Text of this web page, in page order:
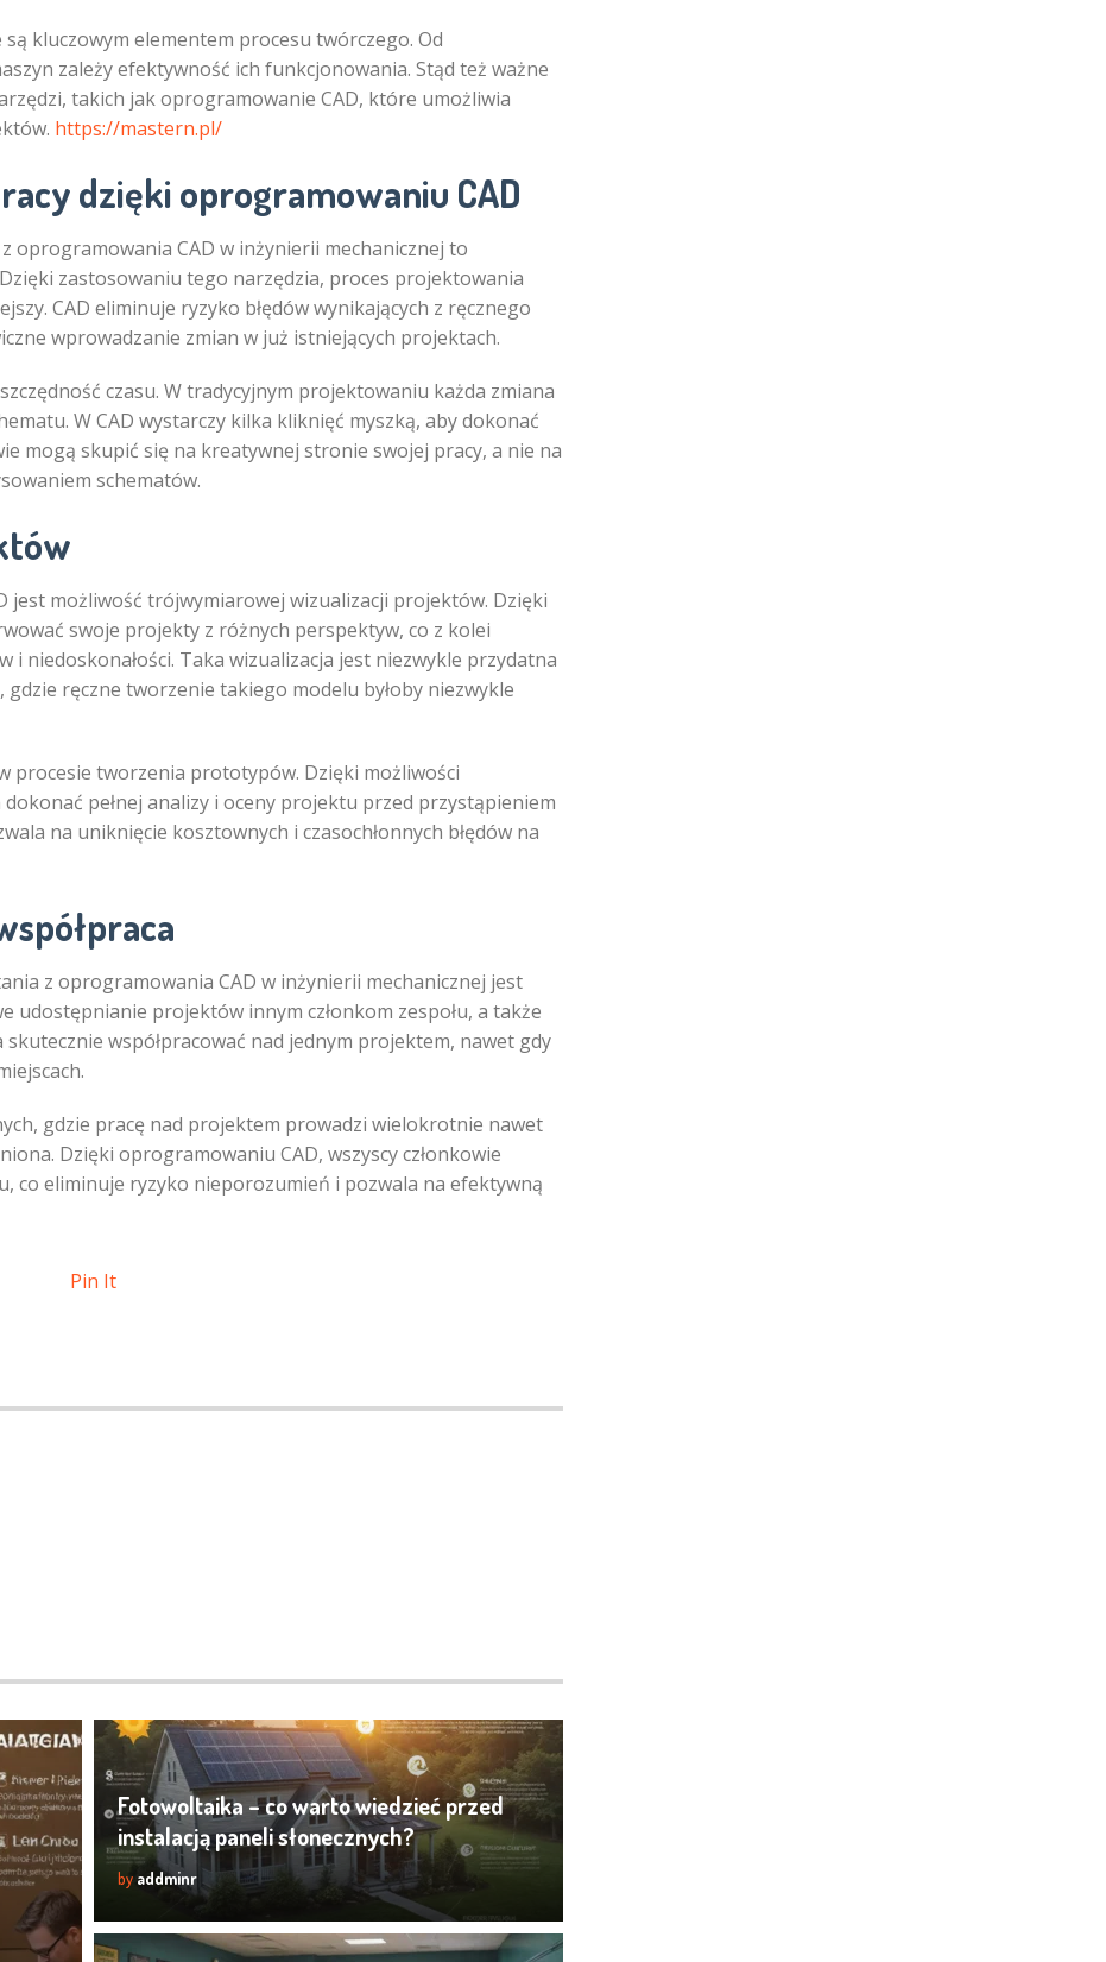
kluczowym elementem procesu twórczego. Od
zależy efektywność ich funkcjonowania. Stąd też ważne
takich jak oprogramowanie CAD, które umożliwia
https://mastern.pl/
dzięki oprogramowaniu CAD
oprogramowania CAD w inżynierii mechanicznej to
zastosowaniu tego narzędzia, proces projektowania
CAD eliminuje ryzyko błędów wynikających z ręcznego
wprowadzanie zmian w już istniejących projektach.
czasu. W tradycyjnym projektowaniu każda zmiana
W CAD wystarczy kilka kliknięć myszką, aby dokonać
mogą skupić się na kreatywnej stronie swojej pracy, a nie na
schematów.
jest możliwość trójwymiarowej wizualizacji projektów. Dzięki
swoje projekty z różnych perspektyw, co z kolei
i niedoskonałości. Taka wizualizacja jest niezwykle przydatna
ręczne tworzenie takiego modelu byłoby niezwykle
procesie tworzenia prototypów. Dzięki możliwości
pełnej analizy i oceny projektu przed przystąpieniem
na uniknięcie kosztownych i czasochłonnych błędów na
z oprogramowania CAD w inżynierii mechanicznej jest
udostępnianie projektów innym członkom zespołu, a także
współpracować nad jednym projektem, nawet gdy
gdzie pracę nad projektem prowadzi wielokrotnie nawet
Dzięki oprogramowaniu CAD, wszyscy członkowie
co eliminuje ryzyko nieporozumień i pozwala na efektywną
Pin It
Fotowoltaika – co warto wiedzieć przed
instalacją paneli słonecznych?
by addminr